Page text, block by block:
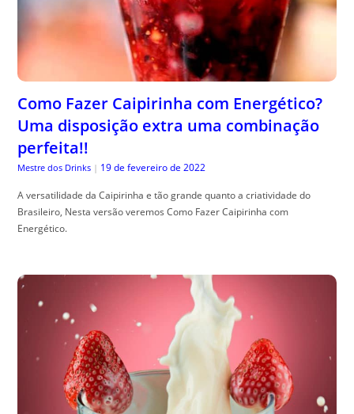
Como Fazer Caipirinha com Energético?
Uma disposição extra uma combinação
perfeita!!
Mestre dos Drinks | 19 de fevereiro de 2022
A versatilidade da Caipirinha e tão grande quanto a criatividade do
Brasileiro, Nesta versão veremos Como Fazer Caipirinha com
Energético.